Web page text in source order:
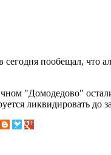
пообещал, что
"Домодедово"
ликвидировать до